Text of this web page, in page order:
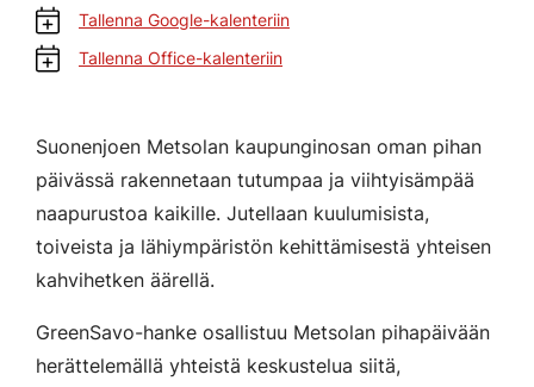
Tallenna Google-kalenteriin
Tallenna Office-kalenteriin
Suonenjoen Metsolan kaupunginosan oman pihan
päivässä rakennetaan tutumpaa ja viihtyisämpää
naapurustoa kaikille. Jutellaan kuulumisista,
toiveista ja lähiympäristön kehittämisestä yhteisen
kahvihetken äärellä.
GreenSavo-hanke osallistuu Metsolan pihapäivään
herättelemällä yhteistä keskustelua siitä,